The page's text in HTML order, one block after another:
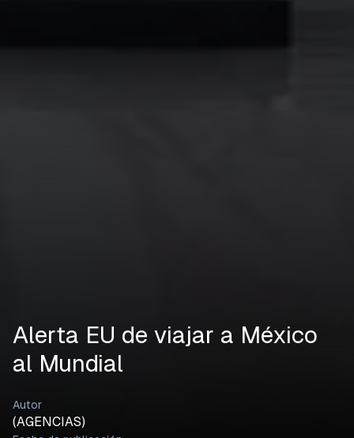
Alerta EU de viajar a México
al Mundial
Autor
(AGENCIAS)